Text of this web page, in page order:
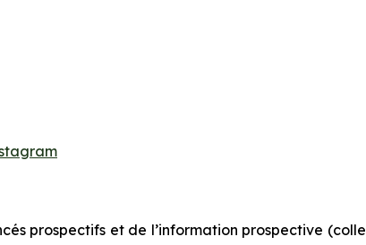
prospectifs et de l’information prospective